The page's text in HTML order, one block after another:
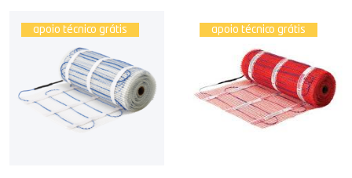
apoio técnico grátis apoio técnico grátis